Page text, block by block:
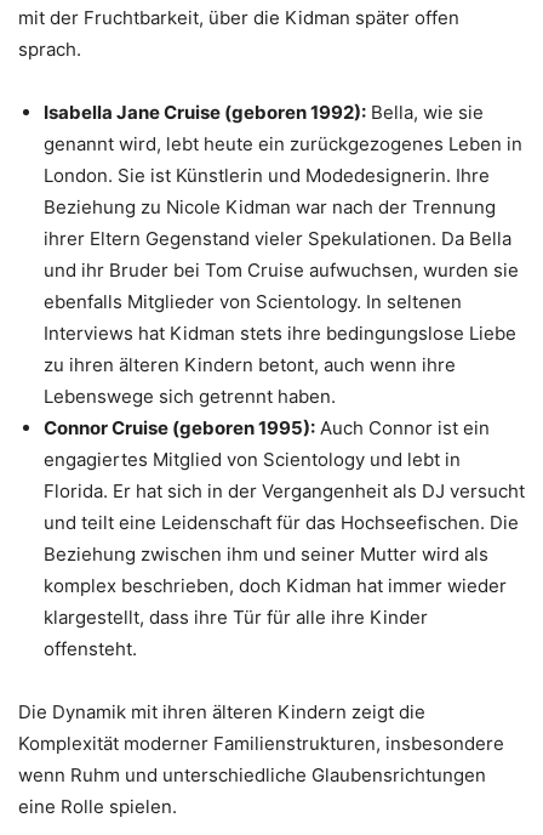
mit der Fruchtbarkeit, über die Kidman später offen
sprach.
Isabella Jane Cruise (geboren 1992): Bella, wie sie
genannt wird, lebt heute ein zurückgezogenes Leben in
London. Sie ist Künstlerin und Modedesignerin. Ihre
Beziehung zu Nicole Kidman war nach der Trennung
ihrer Eltern Gegenstand vieler Spekulationen. Da Bella
und ihr Bruder bei Tom Cruise aufwuchsen, wurden sie
ebenfalls Mitglieder von Scientology. In seltenen
Interviews hat Kidman stets ihre bedingungslose Liebe
zu ihren älteren Kindern betont, auch wenn ihre
Lebenswege sich getrennt haben.
Connor Cruise (geboren 1995): Auch Connor ist ein
engagiertes Mitglied von Scientology und lebt in
Florida. Er hat sich in der Vergangenheit als DJ versucht
und teilt eine Leidenschaft für das Hochseefischen. Die
Beziehung zwischen ihm und seiner Mutter wird als
komplex beschrieben, doch Kidman hat immer wieder
klargestellt, dass ihre Tür für alle ihre Kinder
offensteht.
Die Dynamik mit ihren älteren Kindern zeigt die
Komplexität moderner Familienstrukturen, insbesondere
wenn Ruhm und unterschiedliche Glaubensrichtungen
eine Rolle spielen.